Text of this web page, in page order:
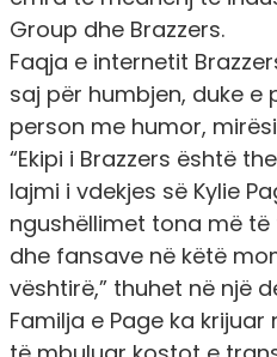
Group dhe Brazzers.
Faqja e internetit
saj për humbjen, duke e
person me humor,
“Ekipi i Brazzers është
lajmi i vdekjes së Kylie
ngushëllimet tona më
dhe fansave në këtë
vështirë,” thuhet në një
Familja e Page ka